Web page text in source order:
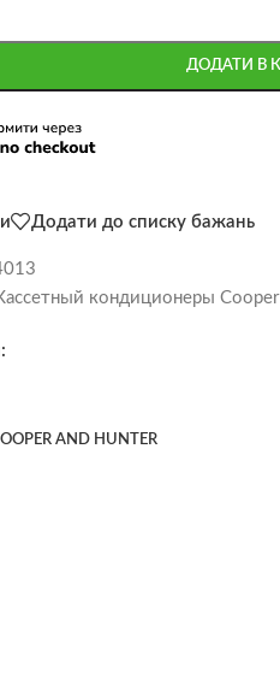
ДОДАТИ В
Додати до списку бажань
кондиционеры
AND HUNTER